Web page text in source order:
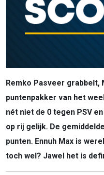
Remko Pasveer grabbelt,
puntenpakker van het
nét niet de 0 tegen PSV
op rij gelijk. De
punten. Ennuh Max is
toch wel? Jawel het is